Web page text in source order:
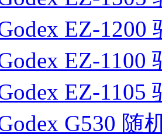
EZ-1200
EZ-1100
EZ-1105
G530 随